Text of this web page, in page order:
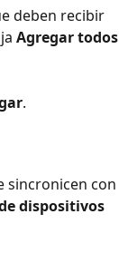
deben recibir
Agregar todos
.
sincronicen con
dispositivos